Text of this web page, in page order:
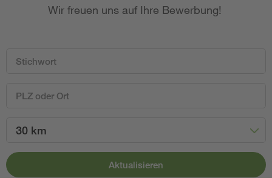
Wir freuen uns auf Ihre Bewerbung!
30 km
Aktualisieren